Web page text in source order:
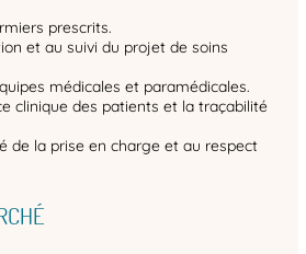
prescrits.
et au suivi du projet de soins
médicales et paramédicales.
clinique des patients et la traçabilité
de la prise en charge et au respect